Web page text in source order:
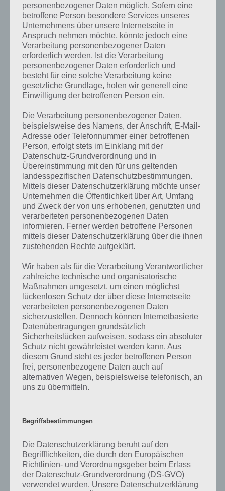
Kurze Begriffserklärung zur Lösung
Garten
Garten ist die Lösung für das tägliche Rätsel am 24.2.2019 in 4 Bilder
1 Wort, doch welche Bedeutung hat dieses eigentlich und was gibt es
dazu zu wissen? Passt das Wort auch zu China? Zu bestimmten
Lösungen präsentieren wir daher auch immer eine kurze
Begriffserklärung!
Ein Garten ist ein vom Menschen gepflegtes Stück Land, in dem er
Pflanzen und Tiere sein Eigen nennt. Gärten sind ein Stück Land,
welches meist mit einer Hecke oder einem Zaun eingegrenzt wird.
Meist wird, im Gegensatz zu einem Park, der Garten privat genutzt.
Er bietet Erholung, Ruhe und Entspannung und oft wird er als
paradiesischer Garten Edens genannt. Viele Menschen betrachten
ihn als persönliche Oase, in der der Alltagsstress hinter sich gelassen
werden kann.
Gärten sind Plätze, die zwar von der Natur beherrscht, jedoch vom
Menschen kontrolliert werden. Der Gartenbesitzer entscheidet
eigenmächtig, welche Pflanzen dort blühen sollen, ob der Rasen kurz
oder lang gehalten wird und welche Bäume dort stehen sollen. Die
einen verwandeln ihn in ein Blumenmeer, andere wiederum lieben
das schlichte grün von Rasen und Bäumen.
Für einen handwerklich begabten Menschen ist der eigene Garten
nur perfekt, wenn sich dort auch ein Gartenhaus befindet. Hier
kann. Viele der Gartenbesitzer sind stolz auf ihren Pavillon oder der
Sogar in Träumen kommt der Garten nicht selten vor. Dieser gehört
mit zu den häufigsten Traumsymbolen.
Viele Menschen ziehen sich gern nach der Arbeit oder am
personenbezogener Daten möglich. Sofern eine
betroffene Person besondere Services unseres
Unternehmens über unsere Internetseite in
Anspruch nehmen möchte, könnte jedoch eine
Verarbeitung personenbezogener Daten
erforderlich werden. Ist die Verarbeitung
personenbezogener Daten erforderlich und
besteht für eine solche Verarbeitung keine
gesetzliche Grundlage, holen wir generell eine
Einwilligung der betroffenen Person ein.
Die Verarbeitung personenbezogener Daten,
beispielsweise des Namens, der Anschrift, E-Mail-
Adresse oder Telefonnummer einer betroffenen
Person, erfolgt stets im Einklang mit der
Datenschutz-Grundverordnung und in
Übereinstimmung mit den für uns geltenden
landesspezifischen Datenschutzbestimmungen.
Mittels dieser Datenschutzerklärung möchte unser
Unternehmen die Öffentlichkeit über Art, Umfang
und Zweck der von uns erhobenen, genutzten und
verarbeiteten personenbezogenen Daten
informieren. Ferner werden betroffene Personen
mittels dieser Datenschutzerklärung über die ihnen
zustehenden Rechte aufgeklärt.
Wir haben als für die Verarbeitung Verantwortlicher
zahlreiche technische und organisatorische
Maßnahmen umgesetzt, um einen möglichst
lückenlosen Schutz der über diese Internetseite
verarbeiteten personenbezogenen Daten
sicherzustellen. Dennoch können Internetbasierte
Datenübertragungen grundsätzlich
Sicherheitslücken aufweisen, sodass ein absoluter
Schutz nicht gewährleistet werden kann. Aus
diesem Grund steht es jeder betroffenen Person
frei, personenbezogene Daten auch auf
alternativen Wegen, beispielsweise telefonisch, an
uns zu übermitteln.
Begriffsbestimmungen
Die Datenschutzerklärung beruht auf den
Begrifflichkeiten, die durch den Europäischen
Richtlinien- und Verordnungsgeber beim Erlass
der Datenschutz-Grundverordnung (DS-GVO)
verwendet wurden. Unsere Datenschutzerklärung